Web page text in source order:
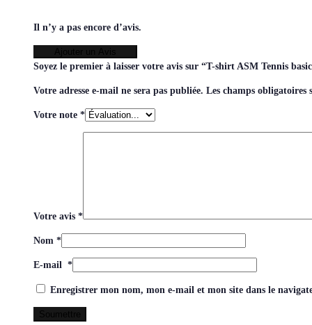
Il n’y a pas encore d’avis.
Soyez le premier à laisser votre avis sur “T-shirt ASM Tennis
Votre adresse e-mail ne sera pas publiée. Les champs obligatoires
Votre note *
Votre avis *
Nom *
E-mail *
Enregistrer mon nom, mon e-mail et mon site dans le